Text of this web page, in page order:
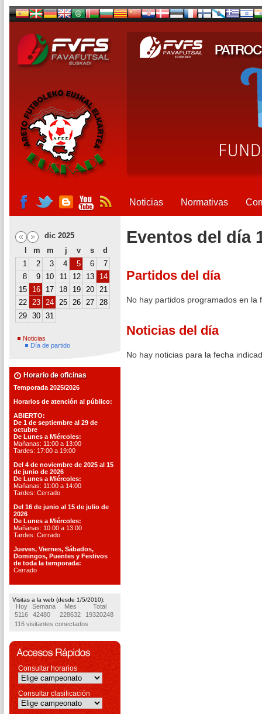
Noticias Normativas
dic 2025
m m j v s
d
1
2 3 4 5 6
7
8
9 10 11 12 13
14
15
16 17 18 19 20 21
22 23 24 25 26 27 28
29 30 31
Noticias
Día de partido
Horario de oficinas
Temporada 2025/2026
Horarios de atención al público:
ABIERTO:
De 1 de septiembre al 29 de
octubre
De Lunes a Miércoles:
Mañanas: 11:00 a 13:00
Tardes: 17:00 a 19:00
Del 4 de noviembre de 2025 al 15
de junio de 2026
De Lunes a Miércoles:
Mañanas: 11:00 a 14:00
Tardes: Cerrado
Del 16 de junio al 15 de julio de
2026
De Lunes a Miércoles:
Mañanas: 10:00 a 13:00
Tardes: Cerrado
Jueves, Viernes, Sábados,
Domingos, Puentes y Festivos
de toda la temporada:
Cerrado
Visitas a la web (desde 1/5/2010):
Hoy Semana Mes
Total
5116
42480 228632
19320248
116 visitantes conectados
Consultar horarios
Consultar clasificación
Eventos del día
Partidos del día
No hay partidos programados en la
Noticias del día
No hay noticias para la fecha